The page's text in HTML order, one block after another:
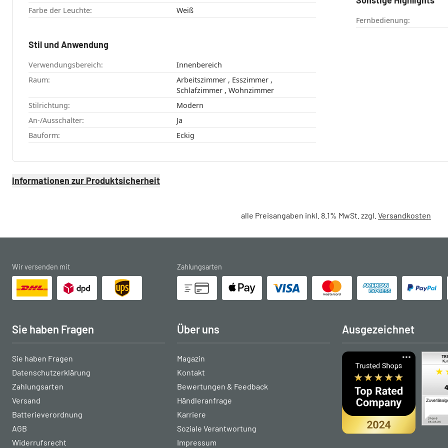
Farbe der Leuchte: Weiß
Stil und Anwendung
Verwendungsbereich:
Innenbereich
Raum:
Arbeitszimmer , Esszimmer ,
Schlafzimmer , Wohnzimmer
Stilrichtung:
Modern
An-/Ausschalter:
Ja
Bauform:
Eckig
Fernbedienung:
Informationen zur Produktsicherheit
alle Preisangaben inkl. 8.1% MwSt. zzgl. Versandkosten
Wir versenden mit Zahlungsarten
Sie haben Fragen
Sie haben Fragen
Datenschutzerklärung
Zahlungsarten
Versand
Batterieverordnung
AGB
Widerrufsrecht
Über uns
Magazin
Kontakt
Bewertungen & Feedback
Händleranfrage
Karriere
Soziale Verantwortung
Impressum
Ausgezeichnet